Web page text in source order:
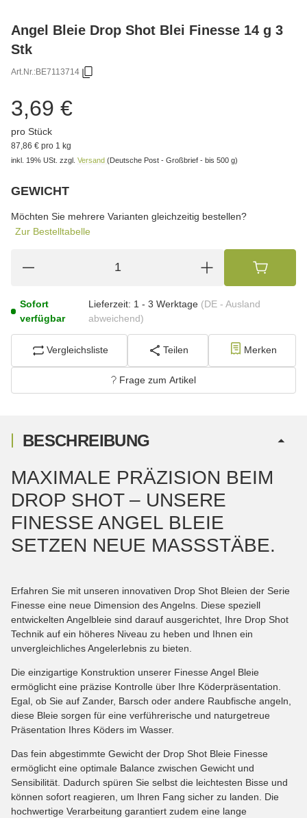
Angel Bleie Drop Shot Blei Finesse 14 g 3
Stk
Art.Nr.:BE7113714
3,69 €
pro Stück
87,86 € pro 1 kg
inkl. 19% USt. zzgl. Versand (Deutsche Post - Großbrief - bis 500 g)
GEWICHT
Möchten Sie mehrere Varianten gleichzeitig bestellen?
Zur Bestelltabelle
Sofort
verfügbar
Lieferzeit: 1 - 3 Werktage (DE - Ausland
abweichend)
Vergleichsliste Teilen Merken
Frage zum Artikel
BESCHREIBUNG
MAXIMALE PRÄZISION BEIM
DROP SHOT – UNSERE
FINESSE ANGEL BLEIE
SETZEN NEUE MASSSTÄBE.
Erfahren Sie mit unseren innovativen Drop Shot Bleien der Serie
Finesse eine neue Dimension des Angelns. Diese speziell
entwickelten Angelbleie sind darauf ausgerichtet, Ihre Drop Shot
Technik auf ein höheres Niveau zu heben und Ihnen ein
unvergleichliches Angelerlebnis zu bieten.
Die einzigartige Konstruktion unserer Finesse Angel Bleie
ermöglicht eine präzise Kontrolle über Ihre Köderpräsentation.
Egal, ob Sie auf Zander, Barsch oder andere Raubfische angeln,
diese Bleie sorgen für eine verführerische und naturgetreue
Präsentation Ihres Köders im Wasser.
Das fein abgestimmte Gewicht der Drop Shot Bleie Finesse
ermöglicht eine optimale Balance zwischen Gewicht und
Sensibilität. Dadurch spüren Sie selbst die leichtesten Bisse und
können sofort reagieren, um Ihren Fang sicher zu landen. Die
hochwertige Verarbeitung garantiert zudem eine lange